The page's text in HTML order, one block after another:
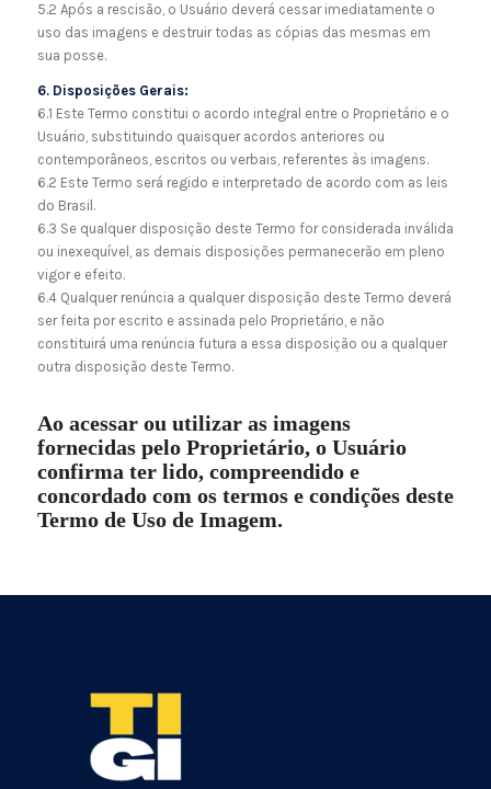
5.2 Após a rescisão, o Usuário deverá cessar imediatamente o
uso das imagens e destruir todas as cópias das mesmas em
sua posse.
6. Disposições Gerais:
6.1 Este Termo constitui o acordo integral entre o Proprietário e o
Usuário, substituindo quaisquer acordos anteriores ou
contemporâneos, escritos ou verbais, referentes às imagens.
6.2 Este Termo será regido e interpretado de acordo com as leis
do Brasil.
6.3 Se qualquer disposição deste Termo for considerada inválida
ou inexequível, as demais disposições permanecerão em pleno
vigor e efeito.
6.4 Qualquer renúncia a qualquer disposição deste Termo deverá
ser feita por escrito e assinada pelo Proprietário, e não
constituirá uma renúncia futura a essa disposição ou a qualquer
outra disposição deste Termo.
Ao acessar ou utilizar as imagens
fornecidas pelo Proprietário, o Usuário
confirma ter lido, compreendido e
concordado com os termos e condições deste
Termo de Uso de Imagem.